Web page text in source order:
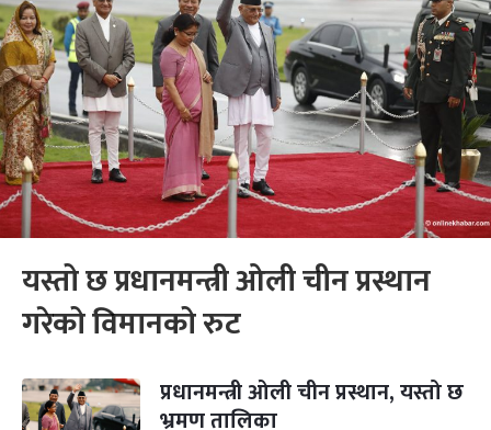
यस्तो छ प्रधानमन्त्री ओली चीन प्रस्थान
गरेको विमानको रुट
प्रधानमन्त्री ओली चीन प्रस्थान, यस्तो छ
भ्रमण तालिका